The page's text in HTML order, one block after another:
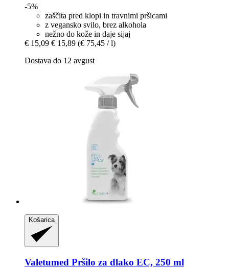
-5%
zaščita pred klopi in travnimi pršicami
z vegansko svilo, brez alkohola
nežno do kože in daje sijaj
€ 15,09 € 15,89 (€ 75,45 / l)
Dostava do 12 avgust
Košarica
Valetumed Pršilo za dlako EC, 250 ml